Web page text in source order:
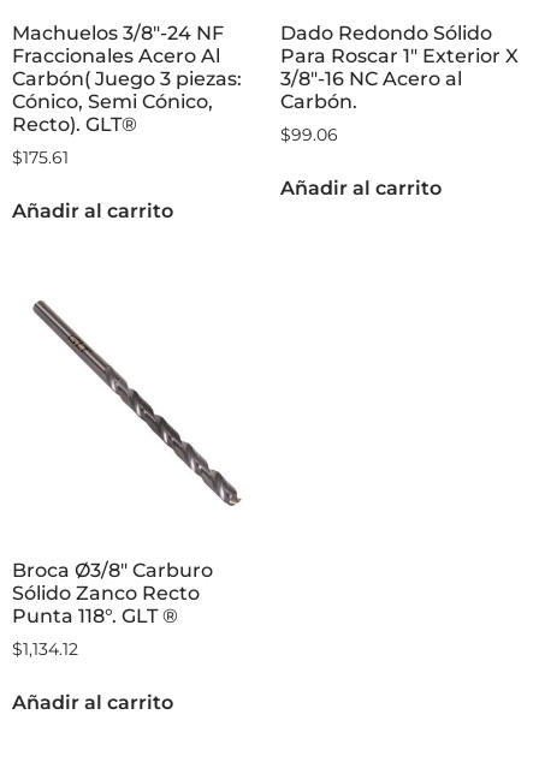
Machuelos 3/8″-24 NF
Fraccionales Acero Al
Carbón( Juego 3 piezas:
Cónico, Semi Cónico,
Recto). GLT®
$175.61
Añadir al carrito
Dado Redondo Sólido
Para Roscar 1″ Exterior X
3/8″-16 NC Acero al
Carbón.
$99.06
Añadir al carrito
Broca Ø3/8″ Carburo
Sólido Zanco Recto
Punta 118°. GLT ®
$1,134.12
Añadir al carrito